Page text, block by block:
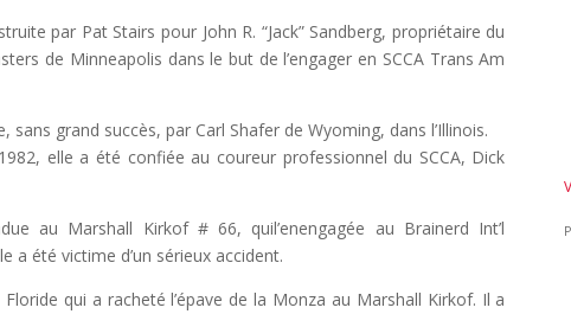
par Pat Stairs pour John R. “Jack” Sandberg, propriétaire du
de Minneapolis dans le but de l’engager en SCCA Trans Am
sans grand succès, par Carl Shafer de Wyoming, dans l’Illinois.
elle a été confiée au coureur professionnel du SCCA, Dick
au Marshall Kirkof # 66, quil’enengagée au Brainerd Int’l
a été victime d’un sérieux accident.
Floride qui a racheté l’épave de la Monza au Marshall Kirkof. Il a